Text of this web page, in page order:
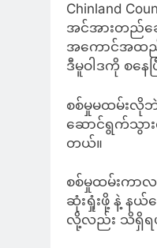
Chinland
အင်အားတည်ဆ
အကောင်အထည်ဖ
ဒီမူဝါဒကို စန
စစ်မှုမထမ်းလို
ဆောင်ရွက်သွား
တယ်။
စစ်မှုထမ်းကာလ
ဆုံးရှုံးဖို့ နဲ့ နယ်
လို့လည်း သိရှိရ